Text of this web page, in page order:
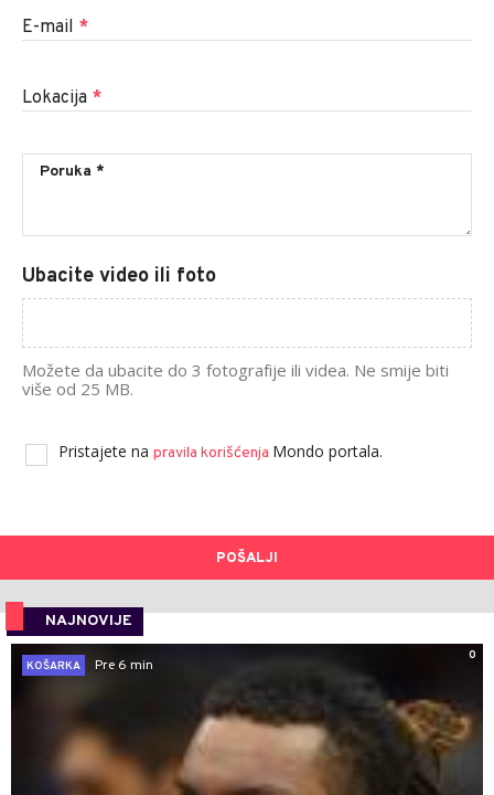
E-mail *
Lokacija *
Ubacite video ili foto
Možete da ubacite do 3 fotografije ili videa. Ne smije biti
više od 25 MB.
Pristajete na pravila korišćenja Mondo portala.
POŠALJI
NAJNOVIJE
0
KOŠARKA
Pre 6 min